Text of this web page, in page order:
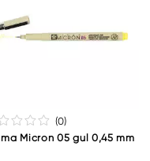
(0)
Micron 05 gul 0,45 mm